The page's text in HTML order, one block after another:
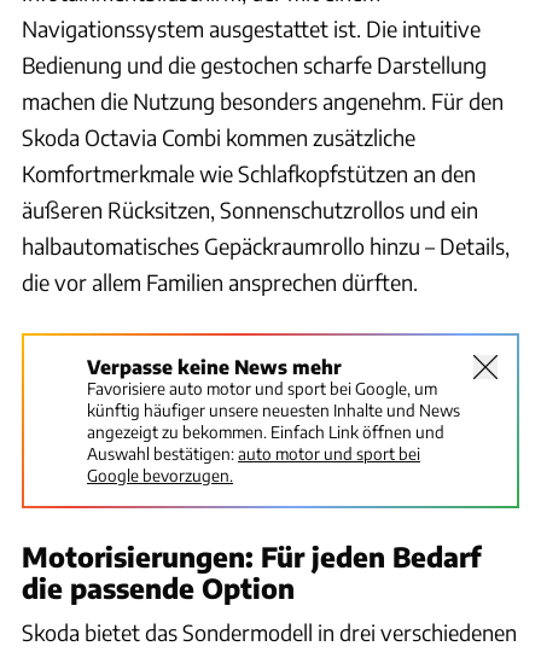
Navigationssystem ausgestattet ist. Die intuitive
Bedienung und die gestochen scharfe Darstellung
machen die Nutzung besonders angenehm. Für den
Skoda Octavia Combi kommen zusätzliche
Komfortmerkmale wie Schlafkopfstützen an den
äußeren Rücksitzen, Sonnenschutzrollos und ein
halbautomatisches Gepäckraumrollo hinzu – Details,
die vor allem Familien ansprechen dürften.
Verpasse keine News mehr
Favorisiere auto motor und sport bei Google, um
künftig häufiger unsere neuesten Inhalte und News
angezeigt zu bekommen. Einfach Link öffnen und
Auswahl bestätigen:auto motor und sport bei
Google bevorzugen.
Motorisierungen: Für jeden Bedarf
die passende Option
Skoda bietet das Sondermodell in drei verschiedenen